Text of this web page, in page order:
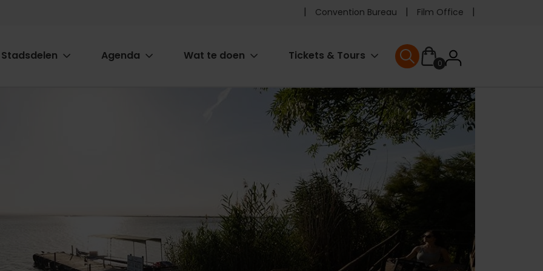
Pre
header
Convention Bureau Film Office
Stadsdelen Agenda Wat te doen Tickets & Tours
0User
menu
User menu